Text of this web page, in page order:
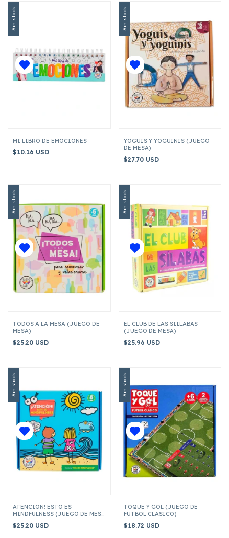
Sin stock
MI LIBRO DE EMOCIONES
$10.16 USD
Sin stock
YOGUIS Y YOGUINIS (JUEGO
DE MESA)
$27.70 USD
Sin stock
TODOS A LA MESA (JUEGO DE
MESA)
$25.20 USD
Sin stock
EL CLUB DE LAS SIILABAS
(JUEGO DE MESA)
$25.96 USD
Sin stock
ATENCION! ESTO ES
MINDFULNESS (JUEGO DE MESA
$25.20 USD
Sin stock
TOQUE Y GOL (JUEGO DE
FUTBOL CLASICO)
$18.72 USD